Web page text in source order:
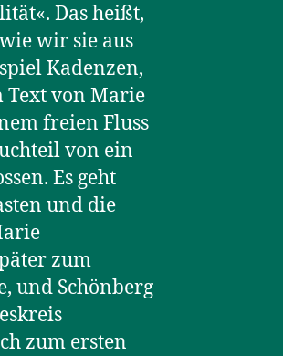
Das heißt,
wir sie aus
Kadenzen,
Text von Marie
freien Fluss
von ein
Es geht
und die
zum
und Schönberg
zum ersten